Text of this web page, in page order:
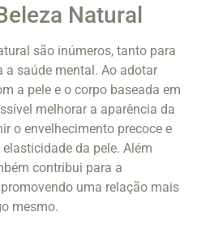
Natural
são inúmeros, tanto para
saúde mental. Ao adotar
a pele e o corpo baseada em
melhorar a aparência da
o envelhecimento precoce e
da pele. Além
contribui para a
uma relação mais
mesmo.